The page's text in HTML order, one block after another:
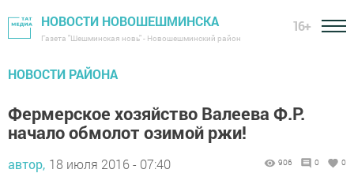
НОВОСТИ НОВОШЕШМИНСКА
Газета "Шешминская новь" - Новошешминский район
16+
НОВОСТИ РАЙОНА
Фермерское хозяйство Валеева Ф.Р.
начало обмолот озимой ржи!
автор, 18 июля 2016 - 07:40 906 0 0